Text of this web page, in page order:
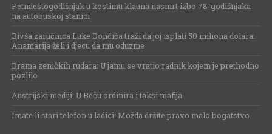
Petnaestogodišnjak u kostimu klauna nasmrt izbo 78-godišnjaka
na autobuskoj stanici
Bivša zaručnica Luke Dončića traži da joj isplati 50 miliona dolara:
Anamarija želi i djecu da mu oduzme
Drama zeničkih rudara: U jamu se vratio radnik kojem je prethodno
pozlilo
Austrijski mediji: U Beču ordinira i taksi mafija
Imate li stari telefon u ladici: Možda držite pravo malo bogatstvo